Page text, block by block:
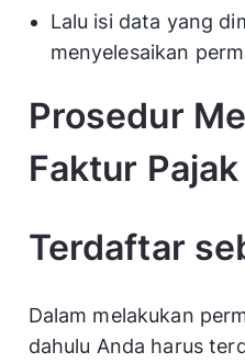
Lalu isi data yang
menyelesaikan
Prosedur
Faktur Pajak
Terdaftar
Dalam melakukan
dahulu Anda harus